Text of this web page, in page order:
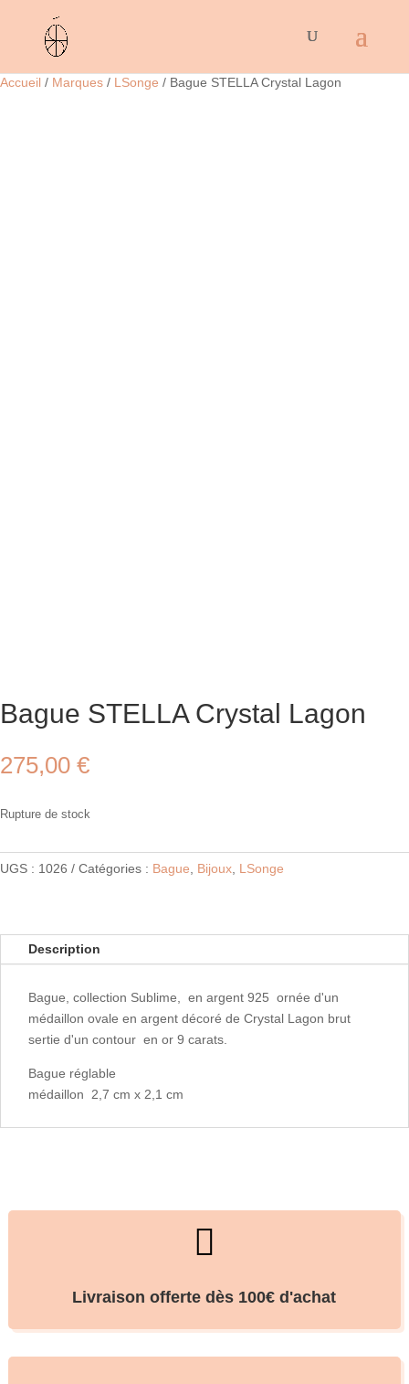
Accueil / Marques / LSonge / Bague STELLA Crystal Lagon
Bague STELLA Crystal Lagon
275,00 €
Rupture de stock
UGS : 1026 Catégories : Bague, Bijoux, LSonge
Description
Bague, collection Sublime, en argent 925 ornée d'un
médaillon ovale en argent décoré de Crystal Lagon brut
sertie d'un contour en or 9 carats.
Bague réglable
médaillon 2,7 cm x 2,1 cm

Livraison offerte dès 100€ d'achat